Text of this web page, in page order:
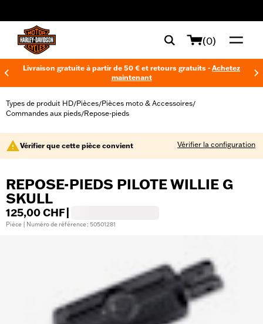
(0)
Livraison gratuite à partir de 50 € et retours gratuits - Achetez
maintenant
Types de produit HD/Pièces/Pièces moto & Accessoires/
Commandes aux pieds/Repose-pieds
Vérifier que cette pièce convient Vérifier la configuration
REPOSE-PIEDS PILOTE WILLIE G
SKULL
125,00 CHF
Pièce | Numéro de référence : 50501281